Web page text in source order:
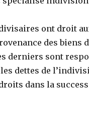
ont droit
des biens
derniers sont
dettes de
dans la